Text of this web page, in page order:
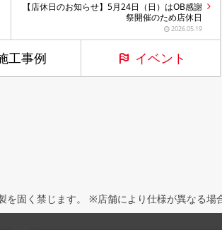
【店休日のお知らせ】5月24日（日）はOB感謝
祭開催のため店休日
2026.05.19
工事例 イベント
固く禁じます。 ※店舗により仕様が異なる場